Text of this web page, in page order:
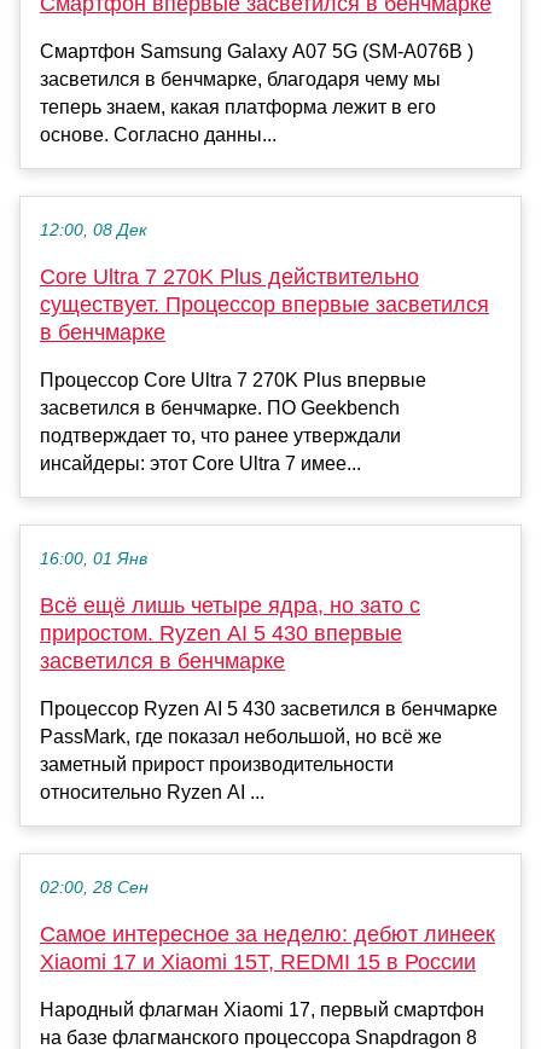
Смартфон Samsung Galaxy A07 5G (SM-A076B )
засветился в бенчмарке, благодаря чему мы
теперь знаем, какая платформа лежит в его
основе. Согласно данны...
12:00, 08 Дек
Core Ultra 7 270K Plus действительно
существует. Процессор впервые засветился
в бенчмарке
Процессор Core Ultra 7 270K Plus впервые
засветился в бенчмарке. ПО Geekbench
подтверждает то, что ранее утверждали
инсайдеры: этот Core Ultra 7 имее...
16:00, 01 Янв
Всё ещё лишь четыре ядра, но зато с
приростом. Ryzen AI 5 430 впервые
засветился в бенчмарке
Процессор Ryzen AI 5 430 засветился в бенчмарке
PassMark, где показал небольшой, но всё же
заметный прирост производительности
относительно Ryzen AI ...
02:00, 28 Сен
Самое интересное за неделю: дебют линеек
Xiaomi 17 и Xiaomi 15T, REDMI 15 в России
Народный флагман Xiaomi 17, первый смартфон
на базе флагманского процессора Snapdragon 8